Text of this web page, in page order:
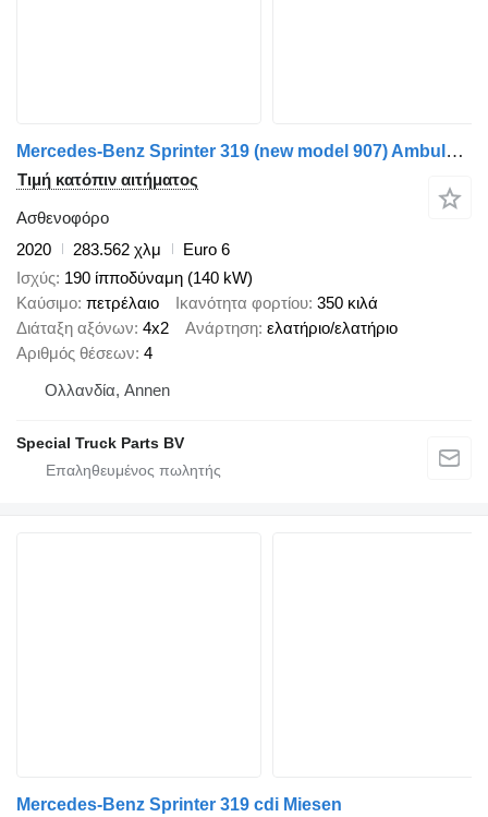
Mercedes-Benz Sprinter 319 (new model 907) AmbulanzMobile
Τιμή κατόπιν αιτήματος
Ασθενοφόρο
2020
283.562 χλμ
Euro 6
Ισχύς 190 ίπποδύναμη (140 kW)
Καύσιμο πετρέλαιο Ικανότητα φορτίου 350 κιλά
Διάταξη αξόνων 4x2 Ανάρτηση ελατήριο/ελατήριο
Αριθμός θέσεων 4
Ολλανδία, Annen
Special Truck Parts BV
Mercedes-Benz Sprinter 319 cdi Miesen